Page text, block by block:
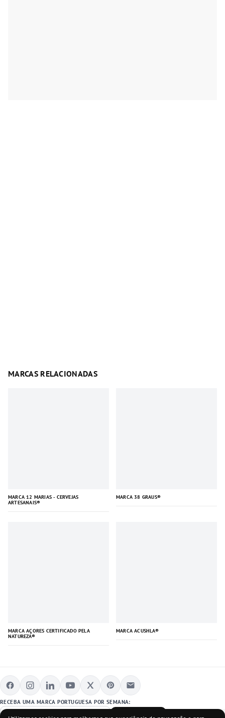
MARCAS RELACIONADAS
MARCA 12 MARIAS - CERVEJAS
ARTESANAIS®
MARCA 38 GRAUS®
MARCA AÇORES CERTIFICADO PELA
NATUREZA®
MARCA ACUSHLA®
RECEBA UMA MARCA PORTUGUESA POR SEMANA:
SUBSCREVER